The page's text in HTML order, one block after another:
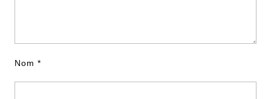
Nom *